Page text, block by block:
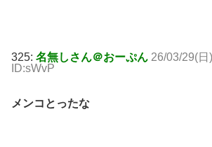
325: 名無しさん＠おーぷん 26/03/29(日
ID:sWvP
メンコとったな